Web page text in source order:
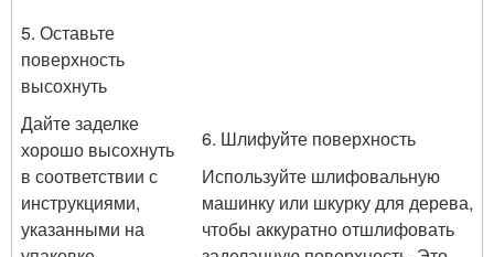
5. Оставьте
поверхность
высохнуть
Дайте заделке
хорошо высохнуть
в соответствии с
инструкциями,
указанными на
6. Шлифуйте поверхность
Используйте шлифовальную
машинку или шкурку для дерева,
чтобы аккуратно отшлифовать